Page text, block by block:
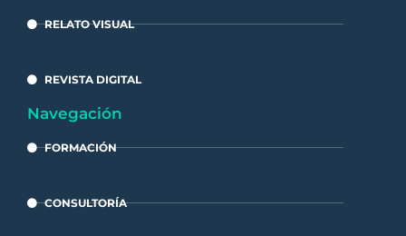
RELATO VISUAL
REVISTA DIGITAL
Navegación
FORMACIÓN
CONSULTORÍA